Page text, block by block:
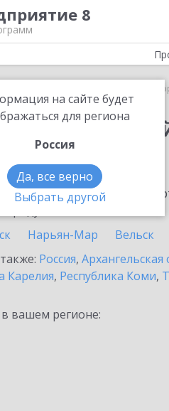
8
на сайте будет
для региона
Россия
Да, все верно
Выбрать другой
с информационными
Нарьян-Мар Вельск
Россия, Архангельская
Карелия, Республика Коми,
вашем регионе: